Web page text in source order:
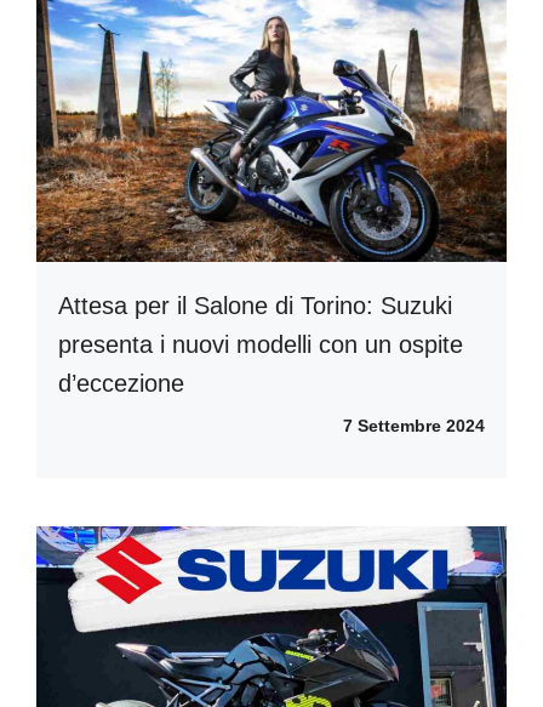
Attesa per il Salone di Torino: Suzuki
presenta i nuovi modelli con un ospite
d’eccezione
7 Settembre 2024